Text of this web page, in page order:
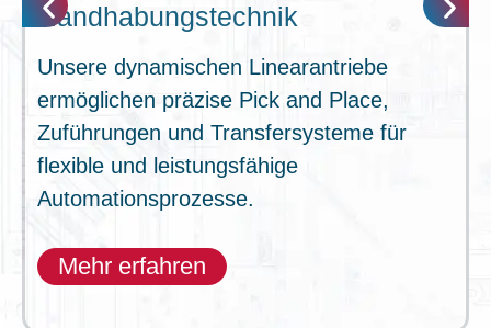
Handhabungstechnik
Unsere dynamischen Linearantriebe
ermöglichen präzise Pick and Place,
Zuführungen und Transfersysteme für
flexible und leistungsfähige
Automationsprozesse.
Mehr erfahren